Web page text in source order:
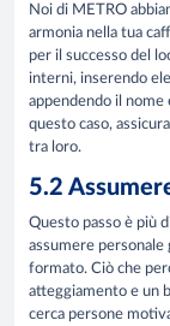
Noi di METRO
armonia nella tua
per il successo del
interni, inserendo
appendendo il nome
questo caso,
tra loro.
5.2
Questo passo è più
assumere
formato. Ciò che
atteggiamento e un
cerca persone